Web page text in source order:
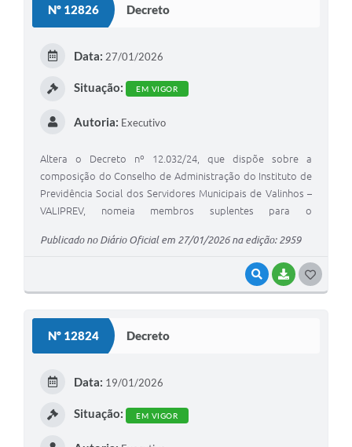
Nº 12826 Decreto
VISUALIZAR
BAIXAR
Data: 27/01/2026
Situação: EM VIGOR
Autoria: Executivo
Altera o Decreto nº 12.032/24, que dispõe sobre a
composição do Conselho de Administração do Instituto de
Previdência Social dos Servidores Municipais de Valinhos –
VALIPREV, nomeia membros suplentes para o
triênio 2024/2027 e dá outras providências.
Publicado no Diário Oficial em 27/01/2026 na edição: 2959
Nº 12824 Decreto
Data: 19/01/2026
Situação: EM VIGOR